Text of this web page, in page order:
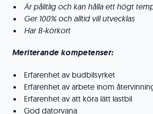
Är pålitlig och kan hålla ett högt
Ger 100% och alltid vill utvecklas
Har B-körkort
Meriterande kompetenser:
Erfarenhet av budbilsyrket
Erfarenhet av arbete inom
Erfarenhet av att köra lätt lastbil
God datorvana